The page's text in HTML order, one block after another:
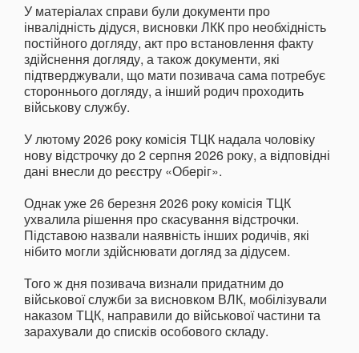
У матеріалах справи були документи про
інвалідність дідуся, висновки ЛКК про необхідність
постійного догляду, акт про встановлення факту
здійснення догляду, а також документи, які
підтверджували, що мати позивача сама потребує
стороннього догляду, а інший родич проходить
військову службу.
У лютому 2026 року комісія ТЦК надала чоловіку
нову відстрочку до 2 серпня 2026 року, а відповідні
дані внесли до реєстру «Оберіг».
Однак уже 26 березня 2026 року комісія ТЦК
ухвалила рішення про скасування відстрочки.
Підставою назвали наявність інших родичів, які
нібито могли здійснювати догляд за дідусем.
Того ж дня позивача визнали придатним до
військової служби за висновком ВЛК, мобілізували
наказом ТЦК, направили до військової частини та
зарахували до списків особового складу.